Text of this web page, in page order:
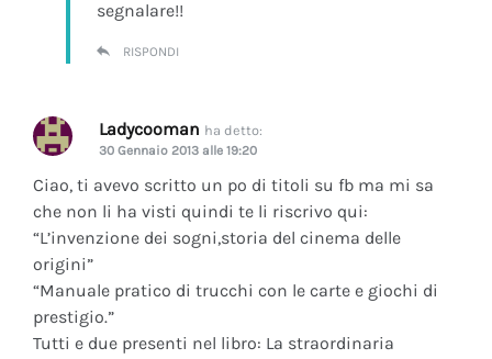
segnalare!!
RISPONDI
Ladycooman ha detto:
30 Gennaio 2013 alle 19:20
Ciao, ti avevo scritto un po di titoli su fb ma mi sa
che non li ha visti quindi te li riscrivo qui:
“L’invenzione dei sogni,storia del cinema delle
origini”
“Manuale pratico di trucchi con le carte e giochi di
prestigio.”
Tutti e due presenti nel libro: La straordinaria